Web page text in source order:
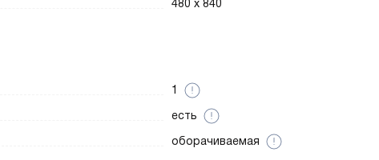
480 x 840
1
есть
оборачиваемая